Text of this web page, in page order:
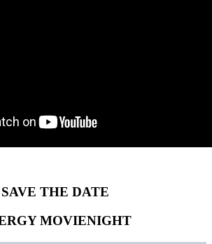
SAVE THE DATE
MOVIENIGHT